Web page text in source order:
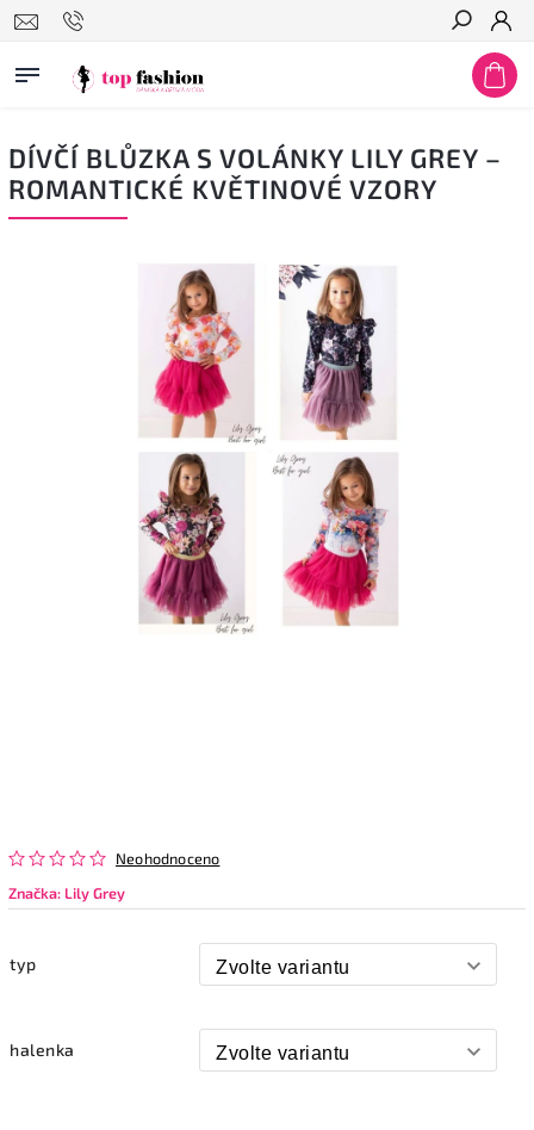
Hledat
DÍVČÍ BLŮZKA S VOLÁNKY LILY GREY –
ROMANTICKÉ KVĚTINOVÉ VZORY
Neohodnoceno
Značka: Lily Grey
typ
halenka